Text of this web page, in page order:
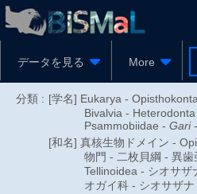
データを見る More
分類 : [学名] Eukarya -
Bivalvia -
Psammobiidae - Gari-
[和名] 真核生物ドメイン -
物門 - 二枚貝綱 - 異
Tellinoidea - シオサザ
オガイ科 - シオサザナ